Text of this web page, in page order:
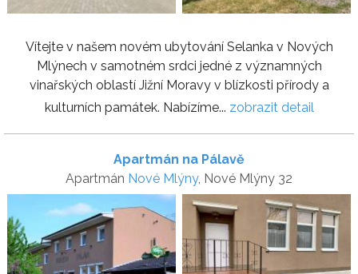
Vítejte v našem novém ubytování Selanka v Nových
Mlýnech v samotném srdci jedné z významných
vinařských oblastí Jižní Moravy v blízkosti přírody a
kulturních památek. Nabízíme... zobrazit detail
Apartmán na Pálavě
Apartmán Nové Mlýny, Nové Mlýny 32